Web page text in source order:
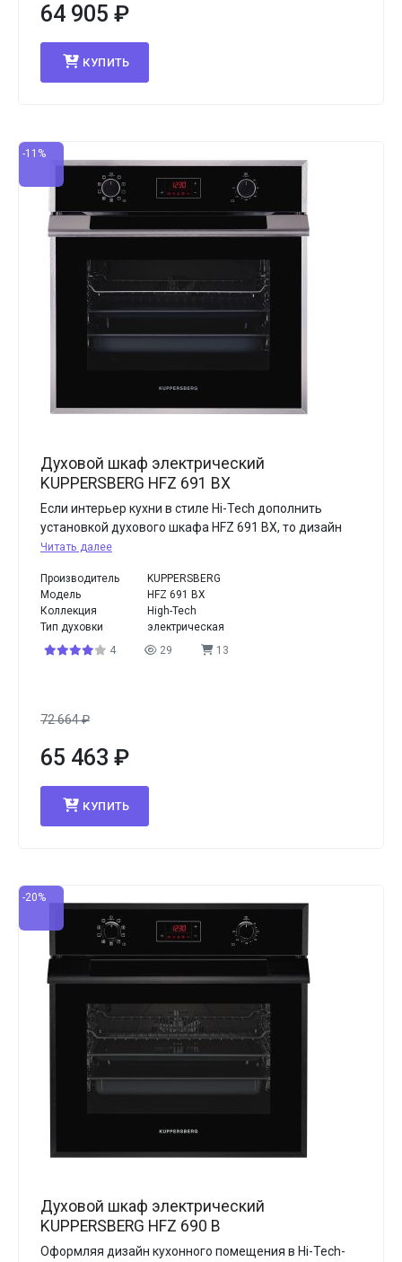
64 905 ₽
КУПИТЬ
-11%
Духовой шкаф электрический
KUPPERSBERG HFZ 691 BX
Если интерьер кухни в стиле Hi-Tech дополнить
установкой духового шкафа HFZ 691 BX, то дизайн
Читать далее
Производитель
KUPPERSBERG
Модель
HFZ 691 BX
Коллекция
High-Tech
Тип духовки
электрическая
4
29 13
72 664₽
65 463 ₽
КУПИТЬ
-20%
Духовой шкаф электрический
KUPPERSBERG HFZ 690 B
Оформляя дизайн кухонного помещения в Hi-Tech-